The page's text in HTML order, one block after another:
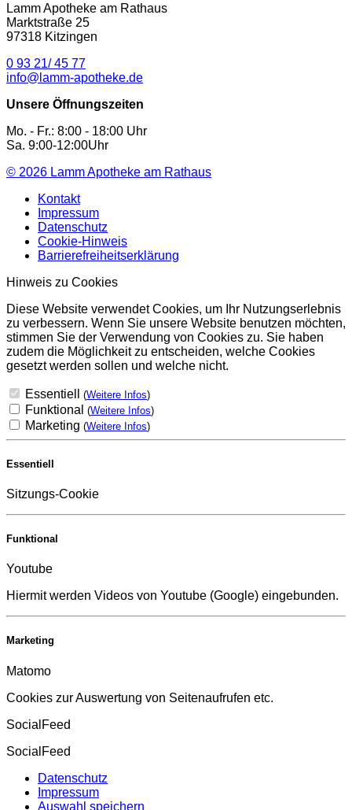
Lamm Apotheke am Rathaus
Marktstraße 25
97318 Kitzingen
0 93 21/ 45 77
info@lamm-apotheke.de
Unsere Öffnungszeiten
Mo. - Fr.: 8:00 - 18:00 Uhr
Sa. 9:00-12:00Uhr
© 2026 Lamm Apotheke am Rathaus
Kontakt
Impressum
Datenschutz
Cookie-Hinweis
Barrierefreiheitserklärung
Hinweis zu Cookies
Diese Website verwendet Cookies, um Ihr Nutzungserlebnis
zu verbessern. Wenn Sie unsere Website benutzen möchten,
stimmen Sie der Verwendung von Cookies zu. Sie haben
zudem die Möglichkeit zu entscheiden, welche Cookies
gesetzt werden sollen und welche nicht.
Essentiell (Weitere Infos)
Funktional (Weitere Infos)
Marketing (Weitere Infos)
Essentiell
Sitzungs-Cookie
Funktional
Youtube
Hiermit werden Videos von Youtube (Google) eingebunden.
Marketing
Matomo
Cookies zur Auswertung von Seitenaufrufen etc.
SocialFeed
SocialFeed
Datenschutz
Impressum
Auswahl speichern